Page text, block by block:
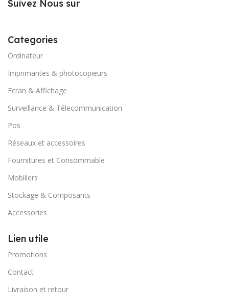
Suivez Nous sur
Categories
Ordinateur
Imprimantes & photocopieurs
Ecran & Affichage
Surveillance & Télecommunication
Pos
Réseaux et accessoires
Fournitures et Consommable
Mobiliers
Stockage & Composants
Accessories
Lien utile
Promotions
Contact
Livraison et retour